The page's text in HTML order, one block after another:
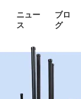
ニュー
ス
ブロ
グ